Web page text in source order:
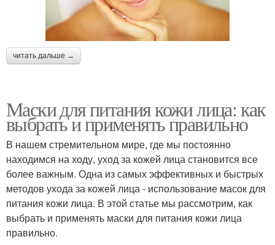
читать дальше →
Маски для питания кожи лица: как
выбрать и применять правильно
В нашем стремительном мире, где мы постоянно
находимся на ходу, уход за кожей лица становится все
более важным. Одна из самых эффективных и быстрых
методов ухода за кожей лица - использование масок для
питания кожи лица. В этой статье мы рассмотрим, как
выбрать и применять маски для питания кожи лица
правильно.